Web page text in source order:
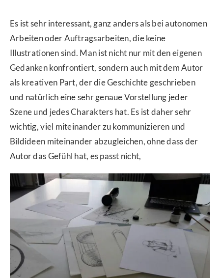
Es ist sehr interessant, ganz anders als bei autonomen
Arbeiten oder Auftragsarbeiten, die keine
Illustrationen sind. Man ist nicht nur mit den eigenen
Gedanken konfrontiert, sondern auch mit dem Autor
als kreativen Part, der die Geschichte geschrieben
und natürlich eine sehr genaue Vorstellung jeder
Szene und jedes Charakters hat. Es ist daher sehr
wichtig, viel miteinander zu kommunizieren und
Bildideen miteinander abzugleichen, ohne dass der
Autor das Gefühl hat, es passt nicht,